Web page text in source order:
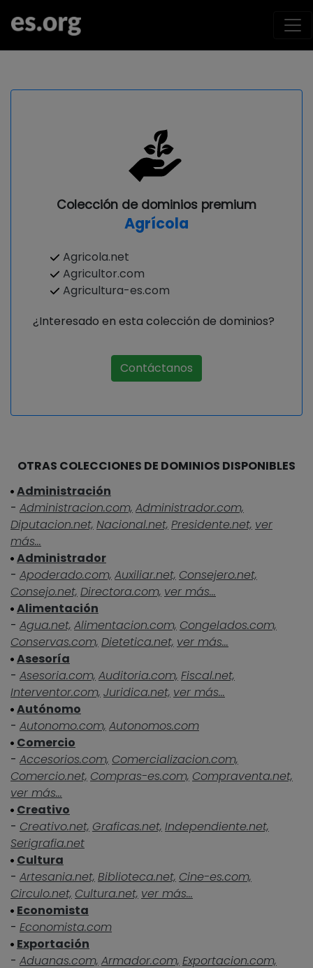
Colección de dominios premium
Agrícola
Agricola.net
Agricultor.com
Agricultura-es.com
¿Interesado en esta colección de dominios?
Contáctanos
OTRAS COLECCIONES DE DOMINIOS DISPONIBLES
Administración
- Administracion.com, Administrador.com,
Diputacion.net, Nacional.net, Presidente.net, ver
más...
Administrador
- Apoderado.com, Auxiliar.net, Consejero.net,
Consejo.net, Directora.com, ver más...
Alimentación
- Agua.net, Alimentacion.com, Congelados.com,
Conservas.com, Dietetica.net, ver más...
Asesoría
- Asesoria.com, Auditoria.com, Fiscal.net,
Interventor.com, Juridica.net, ver más...
Autónomo
- Autonomo.com, Autonomos.com
Comercio
- Accesorios.com, Comercializacion.com,
Comercio.net, Compras-es.com, Compraventa.net,
ver más...
Creativo
- Creativo.net, Graficas.net, Independiente.net,
Serigrafia.net
Cultura
- Artesania.net, Biblioteca.net, Cine-es.com,
Circulo.net, Cultura.net, ver más...
Economista
- Economista.com
Exportación
- Aduanas.com, Armador.com, Exportacion.com,